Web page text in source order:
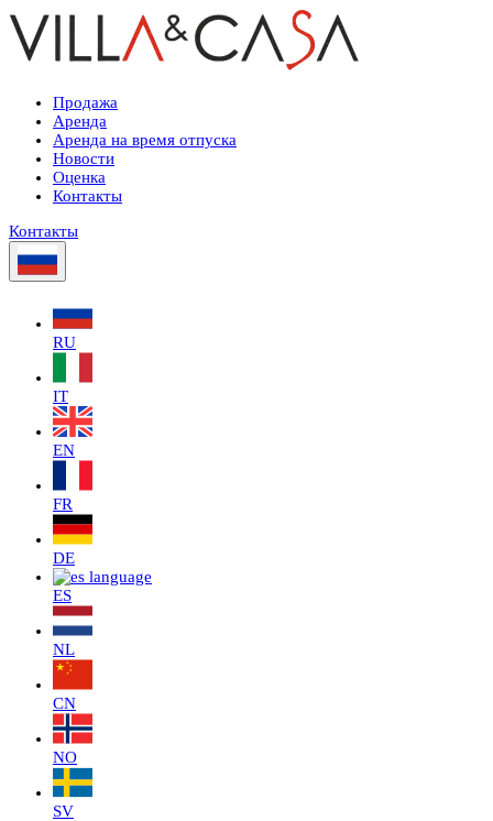
Продажа
Аренда
Аренда на время отпуска
Новости
Оценка
Контакты
Контакты
RU
IT
EN
FR
DE
ES
NL
CN
NO
SV